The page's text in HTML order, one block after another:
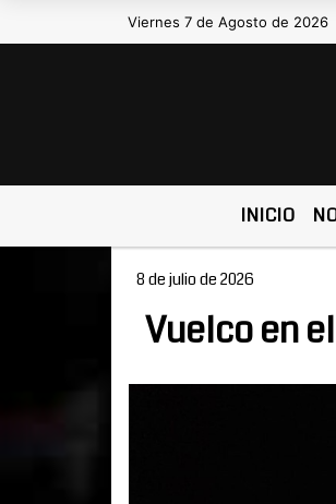
Viernes 7 de Agosto de 2026
Hoy es Viernes
INICIO
8 de julio de 2026
Vuelco en